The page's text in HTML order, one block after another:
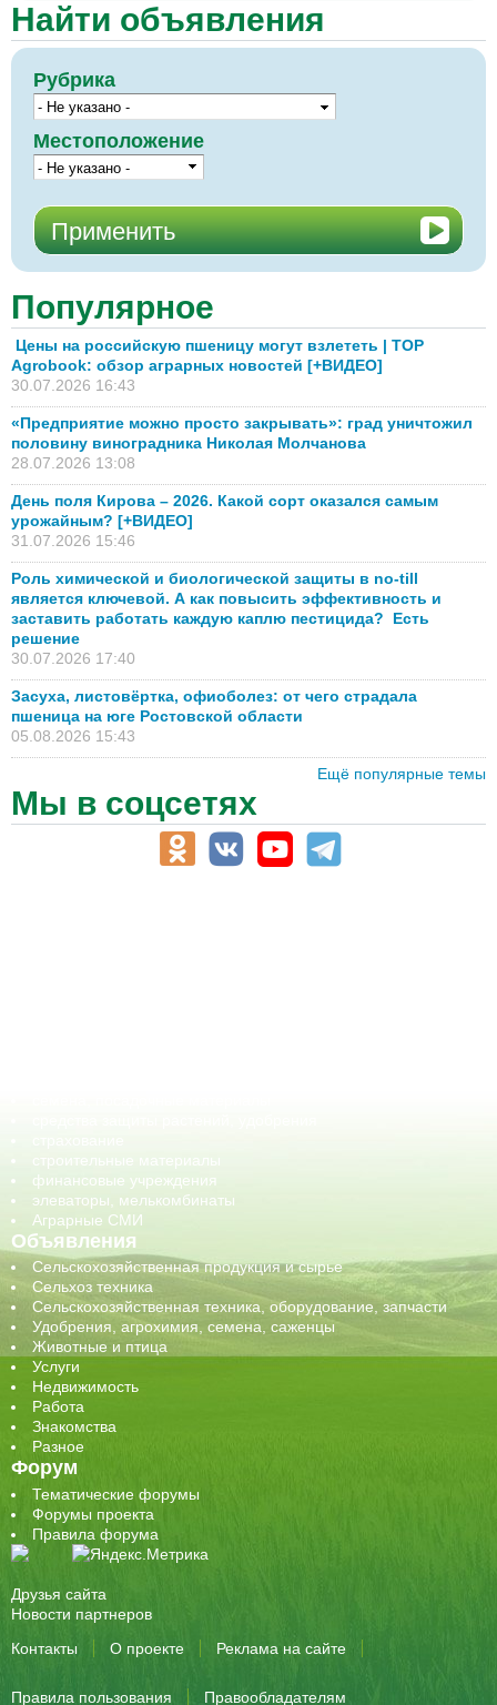
Найти объявления
Рубрика
Местоположение
Популярное
Цены на российскую пшеницу могут взлететь | TOP
Agrobook: обзор аграрных новостей [+ВИДЕО]
30.07.2026 16:43
«Предприятие можно просто закрывать»: град уничтожил
половину виноградника Николая Молчанова
28.07.2026 13:08
День поля Кирова – 2026. Какой сорт оказался самым
урожайным? [+ВИДЕО]
31.07.2026 15:46
Роль химической и биологической защиты в no-till
является ключевой. А как повысить эффективность и
заставить работать каждую каплю пестицида? Есть
решение
30.07.2026 17:40
Засуха, листовёртка, офиоболез: от чего страдала
пшеница на юге Ростовской области
05.08.2026 15:43
Ещё популярные темы
Мы в соцсетях
строительные материалы
финансовые учреждения
элеваторы, мелькомбинаты
Аграрные СМИ
Объявления
Сельскохозяйственная продукция и сырье
Сельхоз техника
Сельскохозяйственная техника, оборудование, запчасти
Удобрения, агрохимия, семена, саженцы
Животные и птица
Услуги
Недвижимость
Работа
Знакомства
Разное
Форум
Тематические форумы
Форумы проекта
Правила форума
Друзья сайта
Новости партнеров
Контакты
О проекте Реклама на сайте
Правила пользования Правообладателям